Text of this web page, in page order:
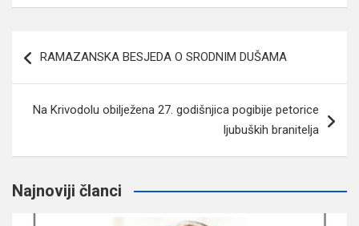
članaka
RAMAZANSKA BESJEDA O SRODNIM DUŠAMA
Na Krivodolu obilježena 27. godišnjica pogibije petorice
ljubuških branitelja
Najnoviji članci